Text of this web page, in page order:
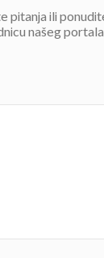
pitanja ili
našeg